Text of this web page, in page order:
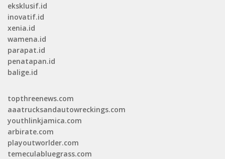
eksklusif.id
inovatif.id
xenia.id
wamena.id
parapat.id
penatapan.id
balige.id
topthreenews.com
aaatrucksandautowreckings.com
youthlinkjamica.com
arbirate.com
playoutworlder.com
temeculabluegrass.com